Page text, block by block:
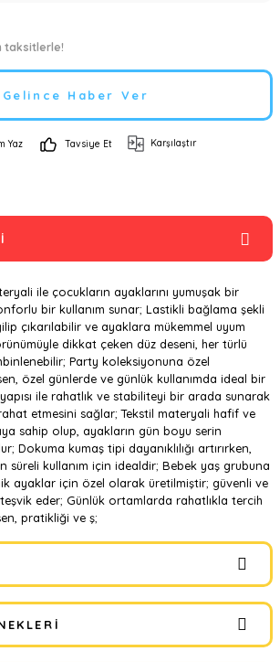
taksitlerle!
Gelince Haber Ver
Yaz Tavsiye Et Karşılaştır
ile çocukların ayaklarını yumuşak bir
bir kullanım sunar; Lastikli bağlama şekli
çıkarılabilir ve ayaklara mükemmel uyum
dikkat çeken düz deseni, her türlü
Party koleksiyonuna özel
özel günlerde ve günlük kullanımda ideal bir
ile rahatlık ve stabiliteyi bir arada sunarak
etmesini sağlar; Tekstil materyali hafif ve
sahip olup, ayakların gün boyu serin
Dokuma kumaş tipi dayanıklılığı artırırken,
süreli kullanım için idealdir; Bebek yaş grubuna
ayaklar için özel olarak üretilmiştir; güvenli ve
eder; Günlük ortamlarda rahatlıkla tercih
pratikliği ve ş;
ürüne ilk yorumu siz yapın!